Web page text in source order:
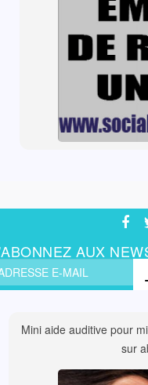
AUX
Mini aide auditive pour
sur